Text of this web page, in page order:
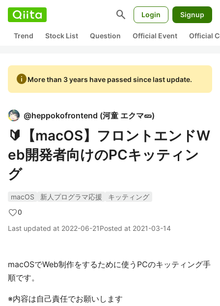
search Login Signup
Trend Stock List Question Official Event Official
infoMore than 3 years have passed since last update.
@heppokofrontend (河童 エクマ🥒)
🔰【macOS】フロントエンドW
eb開発者向けのPCキッティン
グ
macOS 新人プログラマ応援
キッティング
0
Last updated at 2022-06-21Posted at 2021-03-14
macOSでWeb制作をするために使うPCのキッティング手
順です。
※内容は自己責任でお願いします